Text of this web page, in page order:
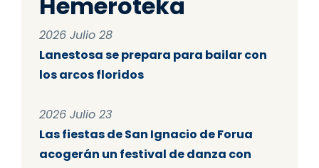
2026 Julio 28
Lanestosa se prepara para bailar con
los arcos floridos
2026 Julio 23
Las fiestas de San Ignacio de Forua
acogerán un festival de danza con